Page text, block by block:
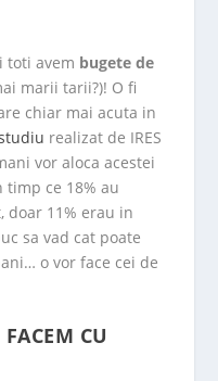
toti avem bugete de
marii tarii?)! O fi
chiar mai acuta in
realizat de IRES
vor aloca acestei
ce 18% au
doar 11% erau in
sa vad cat poate
o vor face cei de
FACEM CU